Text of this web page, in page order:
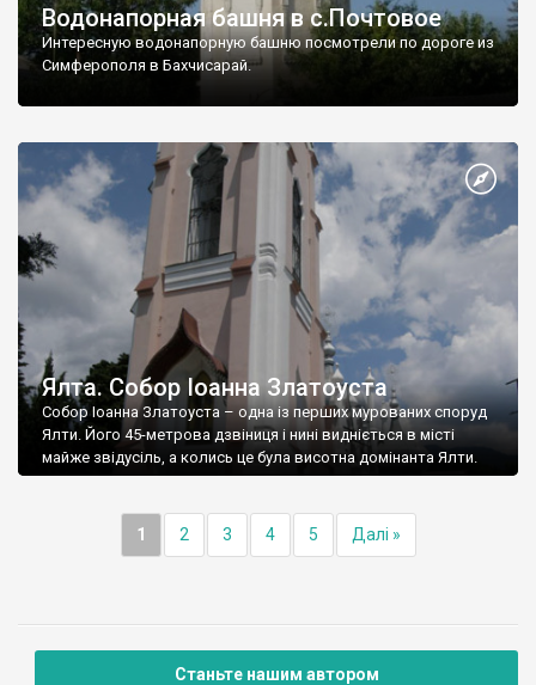
Водонапорная башня в с.Почтовое
Интересную водонапорную башню посмотрели по дороге из
Симферополя в Бахчисарай.
Ялта. Собор Іоанна Златоуста
Собор Іоанна Златоуста – одна із перших мурованих споруд
Ялти. Його 45-метрова дзвіниця і нині видніється в місті
майже звідусіль, а колись це була висотна домінанта Ялти.
1 2 3 4 5 Далі »
Станьте нашим автором